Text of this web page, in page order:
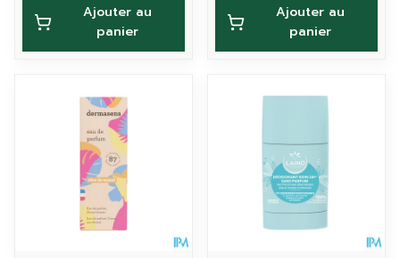
Ajouter au
panier
Ajouter au
panier